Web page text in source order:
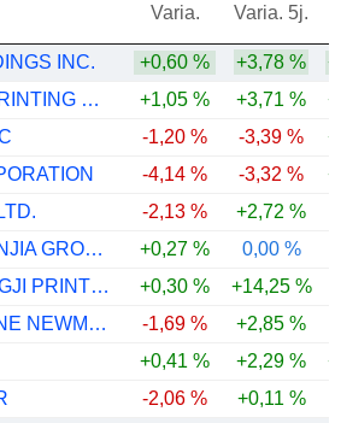
Varia. Varia. 5j.
INC. +0,60 % +3,78 %
DAI NIPPON PRINTING CO., LTD.
+1,05 % +3,71 %
-1,20 % -3,39 %
-4,14 % -3,32 %
-2,13 % +2,72 %
SHENZHEN JINJIA GROUP CO.,LTD.
+0,27 % 0,00 %
GUIZHOUYONGJI PRINTING CO.,LTD
+0,30 % +14,25 %
ANHUI GENUINE NEWMATERIALS CO.,LTD.
-1,69 % +2,85 %
+0,41 % +2,29 %
-2,06 % +0,11 %